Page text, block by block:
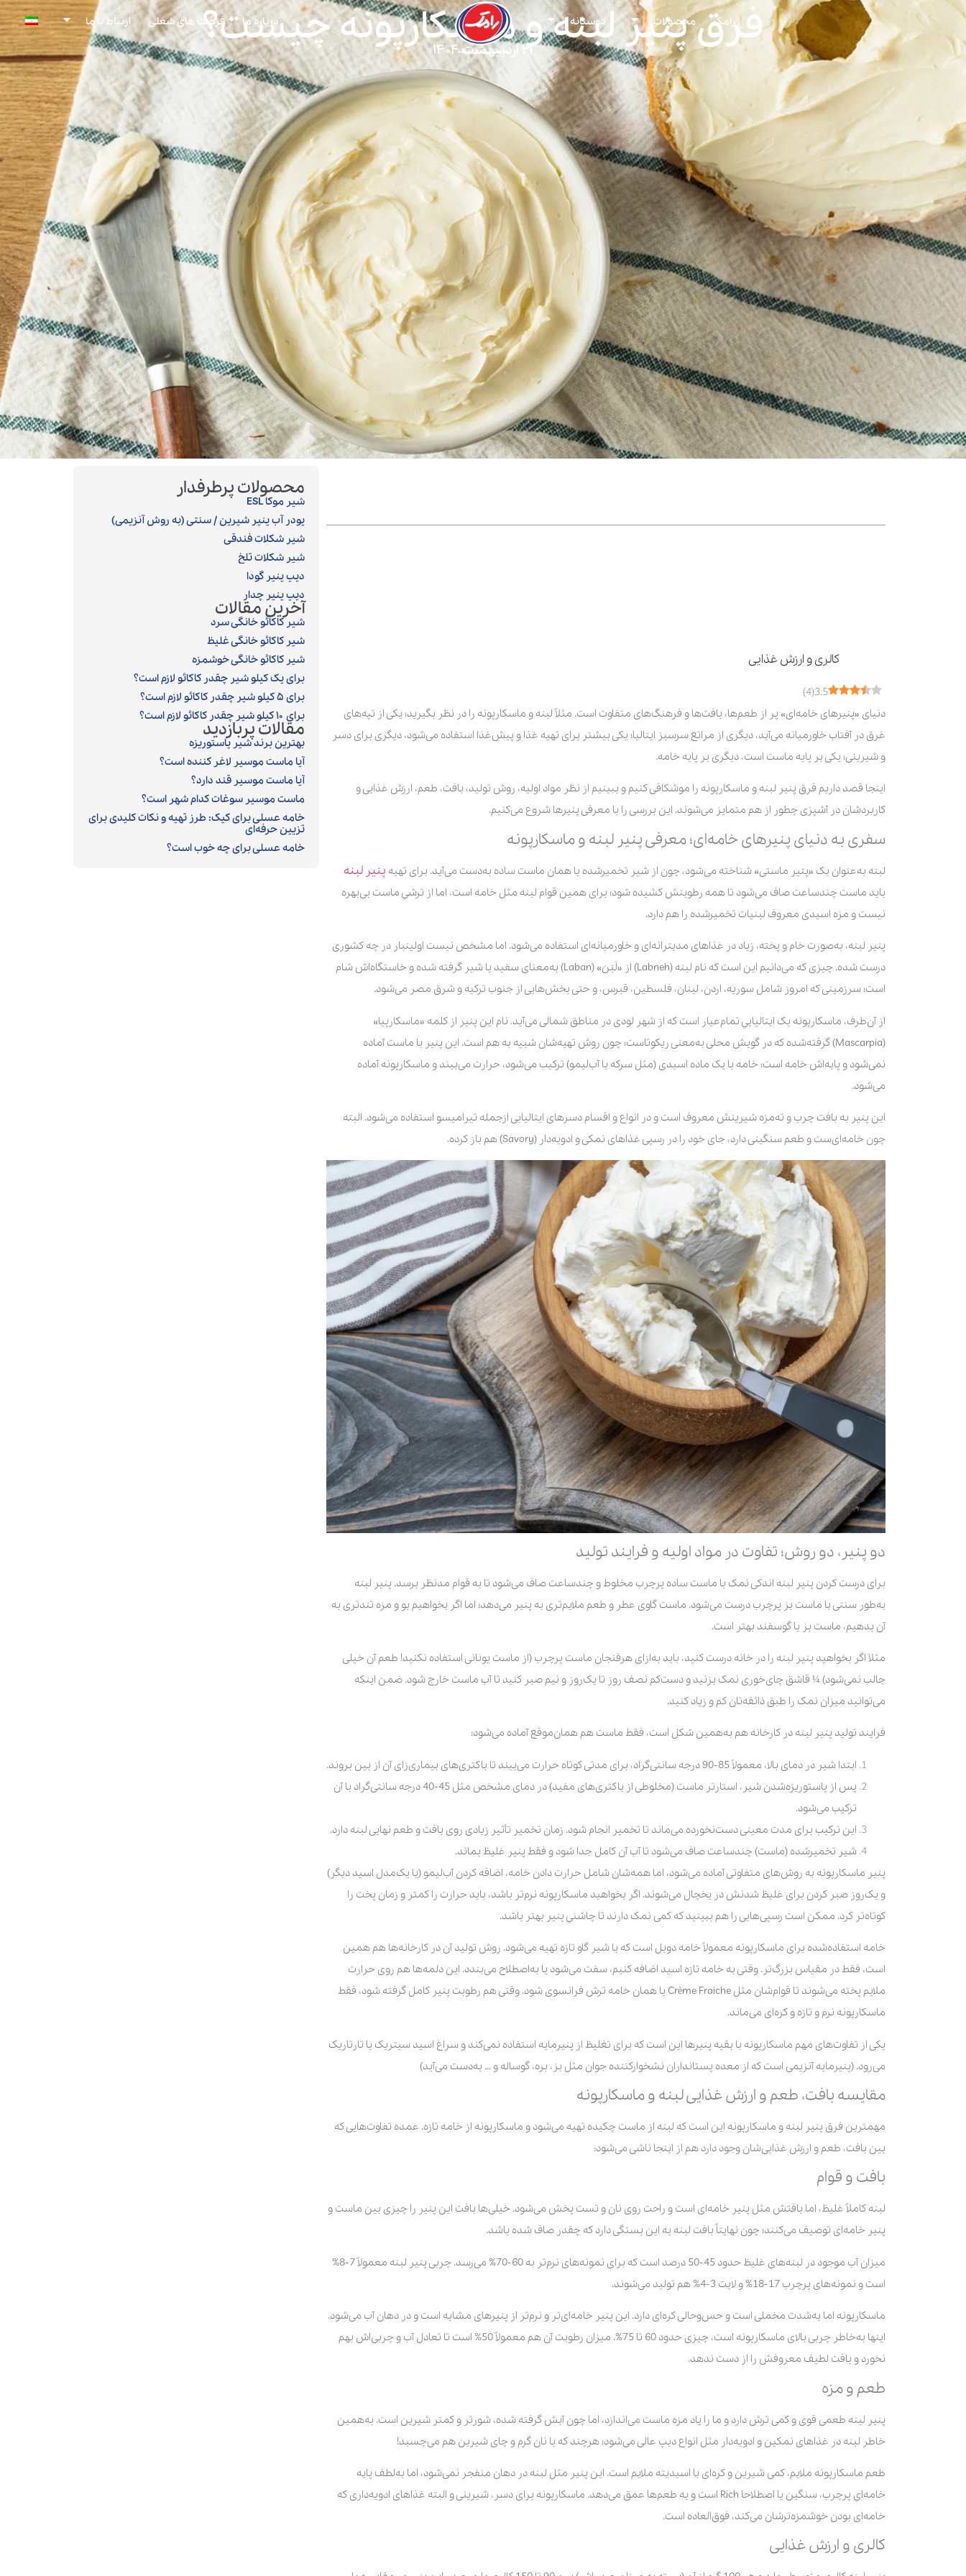
درباره ما فرصت های شغلی ارتباط با ما رامک محصولات دوستانه
فرق پنیر لبنه و ماسکارپونه چیست؟
۲۱ اردیبهشت ۱۴۰۴
کالری و ارزش غذایی
کاربردهای آشپزی و قنادی
ماسکارپونه، سوپراستار دسرها
3.5
(
4
)
دنیای «پنیرهای خامه‌ای» پر از طعم‌ها، بافت‌ها و فرهنگ‌های متفاوت است. مثلاً لبنه و ماسکارپونه را در نظر بگیرید؛ یکی از تپه‌های
غرق در آفتاب خاورمیانه می‌آید، دیگری از مراتع سرسبز ایتالیا؛ یکی بیشتر برای تهیه غذا و پیش‌غذا استفاده می‌شود، دیگری برای دسر
و شیرینی؛ یکی بر پایه ماست است، دیگری بر پایه خامه.
اینجا قصد داریم فرق پنیر لبنه و ماسکارپونه را موشکافی کنیم و ببینیم از نظر مواد اولیه، روش تولید، بافت، طعم، ارزش غذایی و
کاربردشان در آشپزی چطور از هم متمایز می‌شوند. این بررسی را با معرفی پنیرها شروع می‌کنیم.
سفری به دنیای پنیرهای خامه‌ای؛ معرفی پنیر لبنه و ماسکارپونه
لبنه به‌عنوان یک «پنیر ماستی» شناخته می‌شود، چون از شیر تخمیرشده یا همان ماست ساده به‌دست می‌آید. برای تهیه پنیر لبنه
باید ماست چندساعت صاف می‌شود تا همه رطوبتش کشیده شود؛ برای همین قوام لبنه مثل خامه است، اما از ترشیِ ماست بی‌بهره
نیست و مزه اسیدی معروف لبنیات تخمیرشده را هم دارد.
پنیر لبنه، به‌صورت خام و پخته، زیاد در غذاهای مدیترانه‌ای و خاورمیانه‌ای استفاده می‌شود. اما مشخص نیست اولین‎بار در چه کشوری
درست شده. چیزی که می‌دانیم این است که نام لبنه (Labneh) از «لَبَن» (Laban) به‌معنای سفید یا شیر گرفته شده و خاستگاه‌اش شام
است؛ سرزمینی که امروز شامل سوریه، اردن، لبنان، فلسطین، قبرس، و حتی بخش‌هایی از جنوب ترکیه و شرق مصر می‌شود.
از آن‌طرف، ماسکارپونه یک ایتالیاییِ تمام‌عیار است که از شهر لودی در مناطق شمالی می‌آید. نام این پنیر از کلمه «ماسکارپیا»
(Mascarpia) گرفته‌شده که در گویش محلی به‌معنی ریکوتاست؛ چون روش تهیه‌شان شبیه به هم است. این پنیر با ماست آماده
نمی‌شود و پایه‌اش خامه است؛ خامه با یک ماده اسیدی (مثل سرکه یا آب‌لیمو) ترکیب می‌شود، حرارت می‌بیند و ماسکارپونه آماده
می‌شود.
این پنیر به بافت چرب و ته‌مزه شیرینش معروف است و در انواع و اقسام دسرهای ایتالیایی ازجمله تیرامیسو استفاده می‌شود. البته
چون خامه‌ای‌ست و طعم سنگینی دارد، جای خود را در رسپی غذاهای نمکی و ادویه‌دار (Savory) هم باز کرده.
دو پنیر، دو روش؛ تفاوت در مواد اولیه و فرایند تولید
برای درست کردن پنیر لبنه اندکی نمک با ماست ساده پرچرب مخلوط و چندساعت صاف می‌شود تا به قوام مدنظر برسد. پنیر لبنه
به‌طور سنتی با ماست بز پرچرب درست می‌شود. ماست گاوی عطر و طعم ملایم‌تری به پنیر می‌دهد؛ اما اگر بخواهیم بو و مزه تندتری به
آن بدهیم، ماست بز یا گوسفند بهتر است.
مثلاَ اگر بخواهید پنیر لبنه را در خانه درست کنید، باید به‌ازای هرفنجان ماست پرچرب (از ماست یونانی استفاده نکنید! طعم آن خیلی
جالب نمی‌شود) ¼ قاشق چای‌خوری نمک بزنید و دست‌کم نصف روز تا یک‌روز و نیم صبر کنید تا آب ماست خارج شود. ضمن اینکه
می‌توانید میزان نمک را طبق ذائقه‌تان کم و زیاد کنید.
فرایند تولید پنیر لبنه در کارخانه هم به‌همین شکل است، فقط ماست هم همان‌موقع آماده می‌شود:
ابتدا شیر در دمای بالا، معمولاً 85-90 درجه سانتی‌گراد، برای مدتی کوتاه حرارت می‌بیند تا باکتری‌های بیماری‌زای آن از بین بروند.
پس از پاستوریزه‌شدن شیر، استارتر ماست (مخلوطی از باکتری‌های مفید) در دمای مشخص مثل 45-40 درجه سانتی‌گراد با آن
ترکیب می‌شود.
این ترکیب برای مدت معینی دست‌نخورده می‌ماند تا تخمیر انجام شود. زمان تخمیر تأثیر زیادی روی بافت و طعم نهایی لبنه دارد.
شیر تخمیرشده (ماست) چندساعت صاف می‌شود تا آب آن کامل جدا شود و فقط پنیر غلیظ بماند.
پنیر ماسکارپونه به روش‌های متفاوتی آماده می‌شود، اما همه‌شان شامل حرارت دادن خامه، اضافه کردن آب‌لیمو (یا یک‌مدل اسید دیگر)
و یک‌روز صبر کردن برای غلیظ شدنش در یخچال می‌شوند. اگر بخواهید ماسکارپونه نرم‌تر باشد، باید حرارت را کمتر و زمان پخت را
کوتاه‌تر کرد. ممکن است رسپی‌هایی را هم ببینید که کمی نمک دارند تا چاشنیِ پنیر بهتر باشد.
خامه استفاده‌شده برای ماسکارپونه معمولاً خامه دوبل است که با شیر گاو تازه تهیه می‌شود. روش تولید آن در کارخانه‌ها هم همین
است، فقط در مقیاس بزرگ‌تر. وقتی به خامه تازه اسید اضافه کنیم، سفت می‌شود یا به‌اصطلاح می‌بندد. این دلمه‌ها هم روی حرارت
ملایم پخته می‌شوند تا قوام‌شان مثل Crème Fraiche یا همان خامه ترش فرانسوی شود. وقتی هم رطوبت پنیر کامل گرفته شود، فقط
ماسکارپونه نرم و تازه و کره‌ای می‌ماند.
یکی از تفاوت‌های مهم ماسکارپونه با بقیه پنیرها این است که برای تغلیظ از پنیرمایه استفاده نمی‌کند و سراغ اسید سیتریک یا تارتاریک
می‌رود. (پنیرمایه آنزیمی است که از معده پستانداران نشخوارکننده جوان مثل بز، بره، گوساله و … به‌دست می‌آید)
مقایسه بافت، طعم و ارزش غذایی لبنه و ماسکارپونه
مهمترین فرق پنیر لبنه و ماسکارپونه این است که لبنه از ماست چکیده تهیه می‌شود و ماسکارپونه از خامه تازه. عمده تفاوت‌هایی که
بین بافت، طعم و ارزش غذایی‌شان وجود دارد هم از اینجا ناشی می‌شود:
بافت و قوام
لبنه کاملاً غلیظ، اما بافتش مثل پنیر خامه‌ای است و راحت روی نان و تست پخش می‌شود. خیلی‌ها بافت این پنیر را چیزی بین ماست و
پنیر خامه‌ای توصیف می‌کنند؛ چون نهایتاً بافت لبنه به این بستگی دارد که چقدر صاف شده باشد.
میزان آب موجود در لبنه‌های غلیظ حدود 45-50 درصد است که برای نمونه‌های نرم‌تر به 60-70% می‌رسد. چربی پنیر لبنه معمولاً 7-8%
است و نمونه‌های پرچرب 17-18% و لایت 3-4% هم تولید می‌شوند.
ماسکارپونه اما به‌شدت مخملی است و حس‌وحالی کره‌ای دارد. این پنیر خامه‌ای‌تر و نرم‌تر از پنیرهای مشابه است و در دهان آب می‌شود.
اینها به‌خاطر چربی بالای ماسکارپونه است، چیزی حدود 60 تا 75%. میزان رطوبت آن هم معمولاً 50% است تا تعادل آب و چربی‌اش بهم
نخورد و بافت لطیف معروفش را از دست ندهد.
طعم و مزه
پنیر لبنه طعمی قوی و کمی ترش دارد و ما را یاد مزه ماست می‌اندازد، اما چون آبش گرفته شده، شورتر و کمتر شیرین است. به‌همین
خاطر لبنه در غذاهای نمکین و ادویه‌دار مثل انواع دیپ عالی می‌شود؛ هرچند که با نان گرم و چای شیرین هم می‌چسبد!
طعم ماسکارپونه ملایم، کمی شیرین و کره‌ای با اسیدیته ملایم است. این پنیر مثل لبنه در دهان منفجر نمی‌شود، اما به‌لطف پایه
خامه‌ایِ پرچرب، سنگین یا اصطلاحا‌ Rich است و به طعم‌ها عمق می‌دهد. ماسکارپونه برای دسر، شیرینی و البته غذاهای ادویه‌داری که
خامه‌ای بودن خوشمزه‌ترشان می‌کند، فوق‌العاده است.
کالری و ارزش غذایی
محصولات پرطرفدار
شیر موکا ESL
پودر آب پنیر شیرین / سنتی (به روش آنزیمی)‎
شیر شکلات فندقی
شیر شکلات تلخ
دیپ پنیر گودا
دیپ پنیر چدار
آخرین مقالات
شیر کاکائو خانگی سرد
شیر کاکائو خانگی غلیظ
شیر کاکائو خانگی خوشمزه
برای یک کیلو شیر چقدر کاکائو لازم است؟
برای ۵ کیلو شیر چقدر کاکائو لازم است؟
برای ۱۰ کیلو شیر چقدر کاکائو لازم است؟
مقالات پربازدید
بهترین برند شیر پاستوریزه
آیا ماست موسیر لاغر کننده است؟
آیا ماست موسیر قند دارد؟
ماست موسیر سوغات کدام شهر است؟
خامه عسلی برای کیک: طرز تهیه و نکات کلیدی برای
تزیین حرفه‌ای
خامه عسلی برای چه خوب است؟